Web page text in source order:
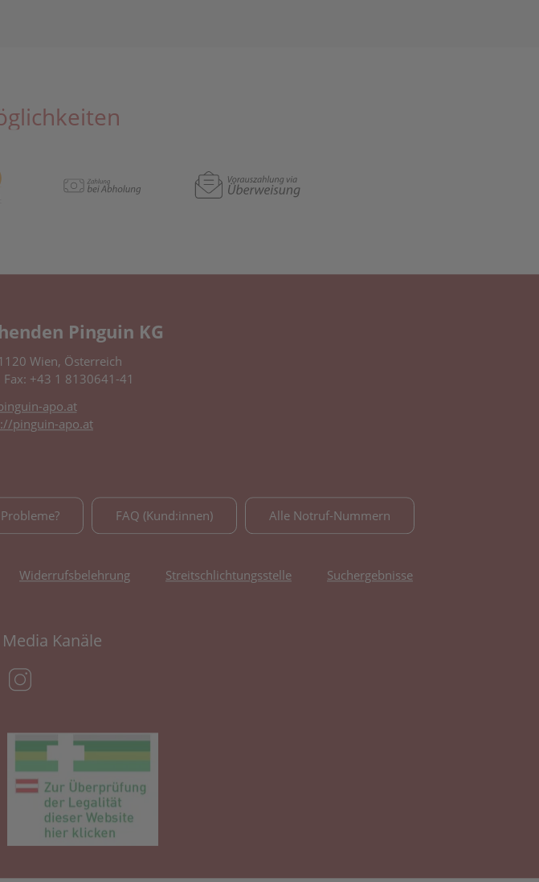
Pinguin KG
Wien, Österreich
Fax: +43 1 8130641-41
apo.at
pinguin-apo.at
FAQ (Kund:innen) Alle Notruf-Nummern
Widerrufsbelehrung Streitschlichtungsstelle Suchergebnisse
Kanäle
in neuem Tab)
in neuem Tab)